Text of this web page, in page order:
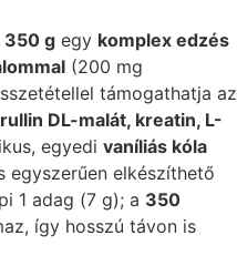
350 g egy komplex edzés
(200 mg
támogathatja az
DL-malát, kreatin, L-
egyedi vaníliás kóla
egyszerűen elkészíthető
1 adag (7 g); a 350
így hosszú távon is